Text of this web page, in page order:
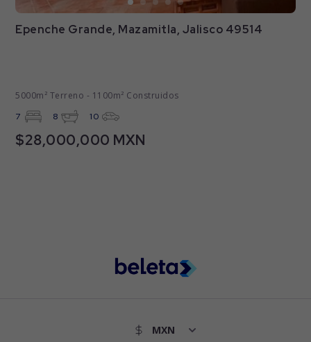
Epenche Grande, Mazamitla, Jalisco 49514
5000m² Terreno - 1100m² Construidos
7 8 10
$28,000,000 MXN